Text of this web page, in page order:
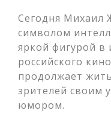
Сегодня Михаил
символом
яркой фигурой в
российского
продолжает
зрителей своим
юмором.